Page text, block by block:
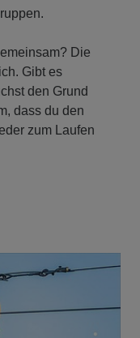
Die
Gibt es
den Grund
dass du den
zum Laufen